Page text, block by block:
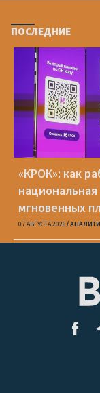
ПОСЛЕДНИЕ
«КРОК»: как
мгновенных
Беларуси
07 АВГУСТА 2026